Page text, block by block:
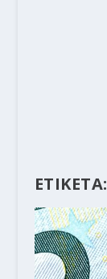
ΕΤΙΚΕΤΑ: